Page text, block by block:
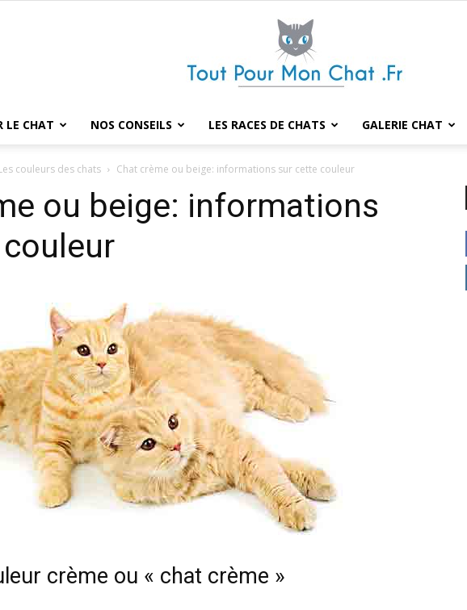
mon
chat
LE CHAT NOS CONSEILS LES RACES DE CHATS GALERIE CHAT
couleurs des chats Chat crème ou beige: informations sur cette couleur
ou beige: informations
crème ou « chat crème »